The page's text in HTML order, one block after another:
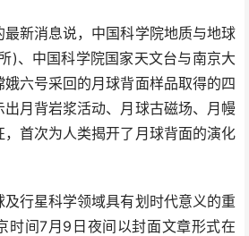
新消息说，中国科学院地质与地球
)、中国科学院国家天文台与南京大
六号采回的月球背面样品取得的四
月背岩浆活动、月球古磁场、月幔
首次为人类揭开了月球背面的演化
行星科学领域具有划时代意义的重
时间7月9日夜间以封面文章形式在